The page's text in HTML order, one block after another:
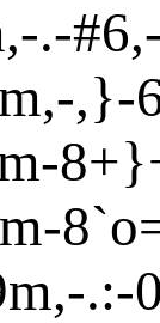
,-.-#6,
,-,}-
-8+}
-8`o
,-.:-